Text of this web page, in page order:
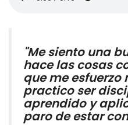
"Me siento una
hace las cosas
que me esfuerzo
practico ser
aprendido y
paro de estar